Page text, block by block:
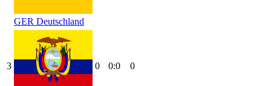
GER Deutschland
3 0 0:0 0